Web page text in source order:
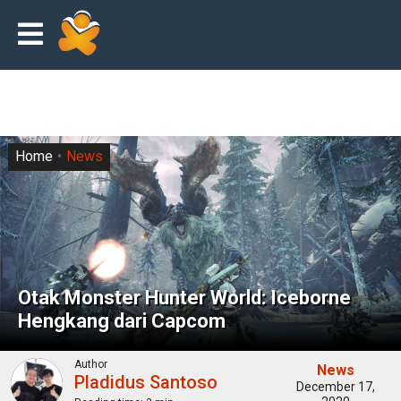
Otak Monster Hunter World: Iceborne
Hengkang dari Capcom
Home News
Author
Pladidus Santoso
News
December 17,